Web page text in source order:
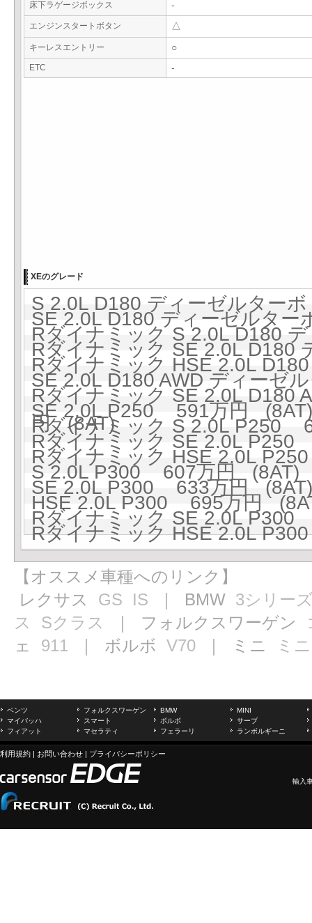
床下ラゲージボックス -
エンジンスタートボタン △
キーレスエントリー ○
ETC -
XEのグレード
S 2.0L D180 ディーゼルター
SE 2.0L D180 ディーゼルタ
Rダイナミック S 2.0L D180
Rダイナミック SE 2.0L
Rダイナミック HSE 2.0L
SE 2.0L D180 AWD ディー
Rダイナミック SE 2.0L
円 (8AT)
SE 2.0L P250 591万円 (8AT)
Rダイナミック S 2.0L P250
Rダイナミック SE 2.0L
Rダイナミック HSE 2.0L
S 2.0L P300 607万円 (8AT)
SE 2.0L P300 633万円 (8AT)
HSE 2.0L P300 695万円
Rダイナミック SE 2.0L
Rダイナミック HSE 2.0L
【オススメ車種へのリンク】
レクサス GS IS ｜ BMW 3シリー
ス
Sクラス ｜ フォルクスワーゲン
ェ 911 ｜ ボルボ V70 ｜ ミニ ミニ
ベンツ フォルクスワーゲン BMW
MINI
マイバッハ
スマート ボルボ
サーブ
フィアット
マセラティ フェラーリ ランボルギーニ
利用規約 | お問い合わせ | プライバシーポリシー
輸入